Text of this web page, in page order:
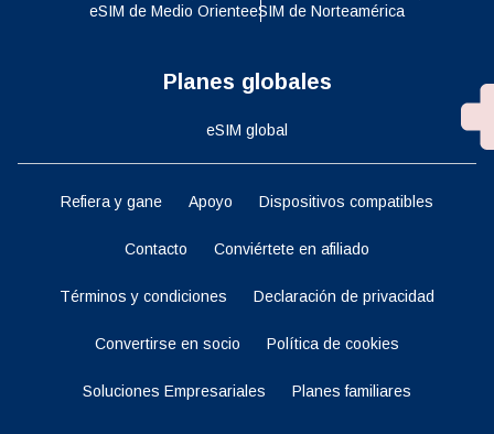
eSIM de Medio OrienteeSIM de Norteamérica
Planes globales
eSIM global
Refiera y gane Apoyo Dispositivos compatibles
Contacto Conviértete en afiliado
Términos y condiciones Declaración de privacidad
Convertirse en socio Política de cookies
Soluciones Empresariales Planes familiares